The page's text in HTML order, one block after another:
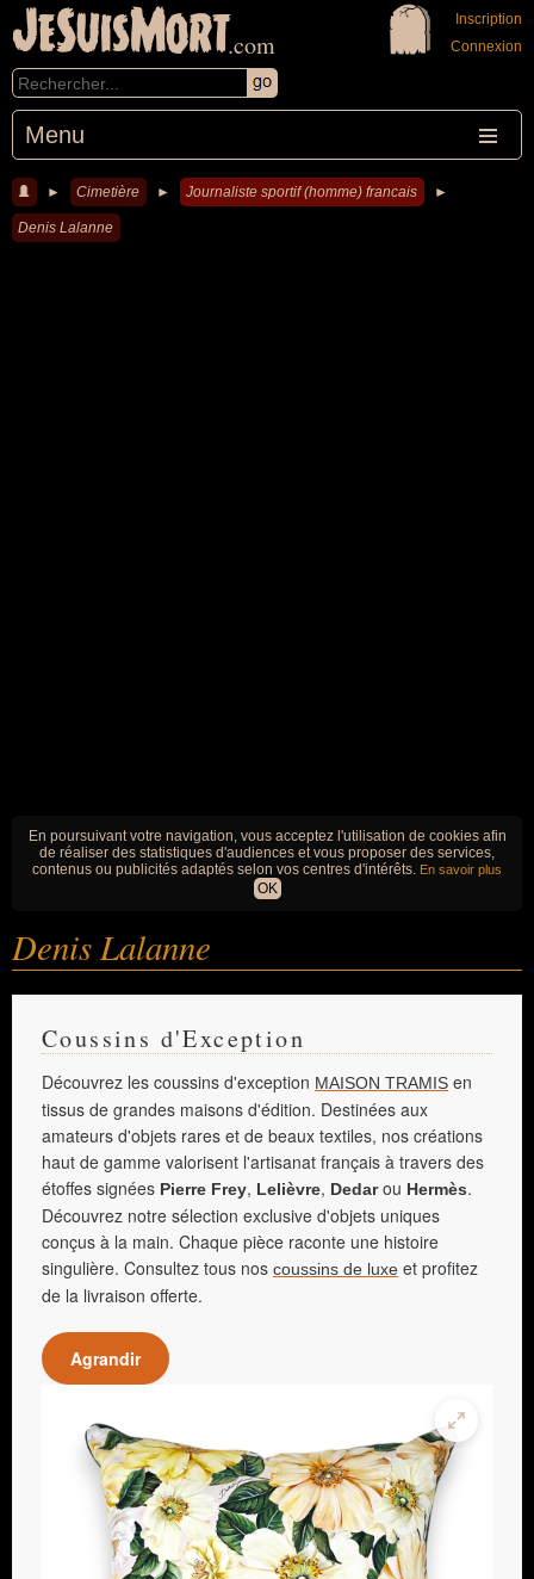
JeSuisMort.com
Menu
Inscription
Connexion
► Cimetière ► Journaliste sportif (homme) francais ►
Denis Lalanne
En poursuivant votre navigation, vous acceptez l'utilisation de cookies afin
de réaliser des statistiques d'audiences et vous proposer des services,
contenus ou publicités adaptés selon vos centres d'intérêts. En savoir plus
OK
Denis Lalanne
Coussins d'Exception
Découvrez les coussins d'exception MAISON TRAMIS en
tissus de grandes maisons d'édition. Destinées aux
amateurs d'objets rares et de beaux textiles, nos créations
haut de gamme valorisent l'artisanat français à travers des
étoffes signées Pierre Frey, Lelièvre, Dedarou Hermès.
Découvrez notre sélection exclusive d'objets uniques
conçus à la main. Chaque pièce raconte une histoire
singulière. Consultez tous nos coussins de luxe et profitez
de la livraison offerte.
Agrandir